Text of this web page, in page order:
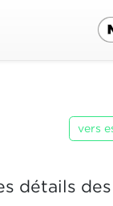
vers
détails